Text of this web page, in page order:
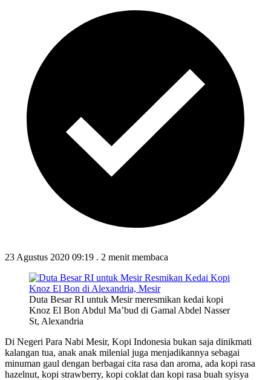
23 Agustus 2020 09:19 . 2 menit membaca
Duta Besar RI untuk Mesir meresmikan kedai kopi
Knoz El Bon Abdul Ma’bud di Gamal Abdel Nasser
St, Alexandria
Di Negeri Para Nabi Mesir, Kopi Indonesia bukan saja dinikmati
kalangan tua, anak anak milenial juga menjadikannya sebagai
minuman gaul dengan berbagai cita rasa dan aroma, ada kopi rasa
hazelnut, kopi strawberry, kopi coklat dan kopi rasa buah syisya